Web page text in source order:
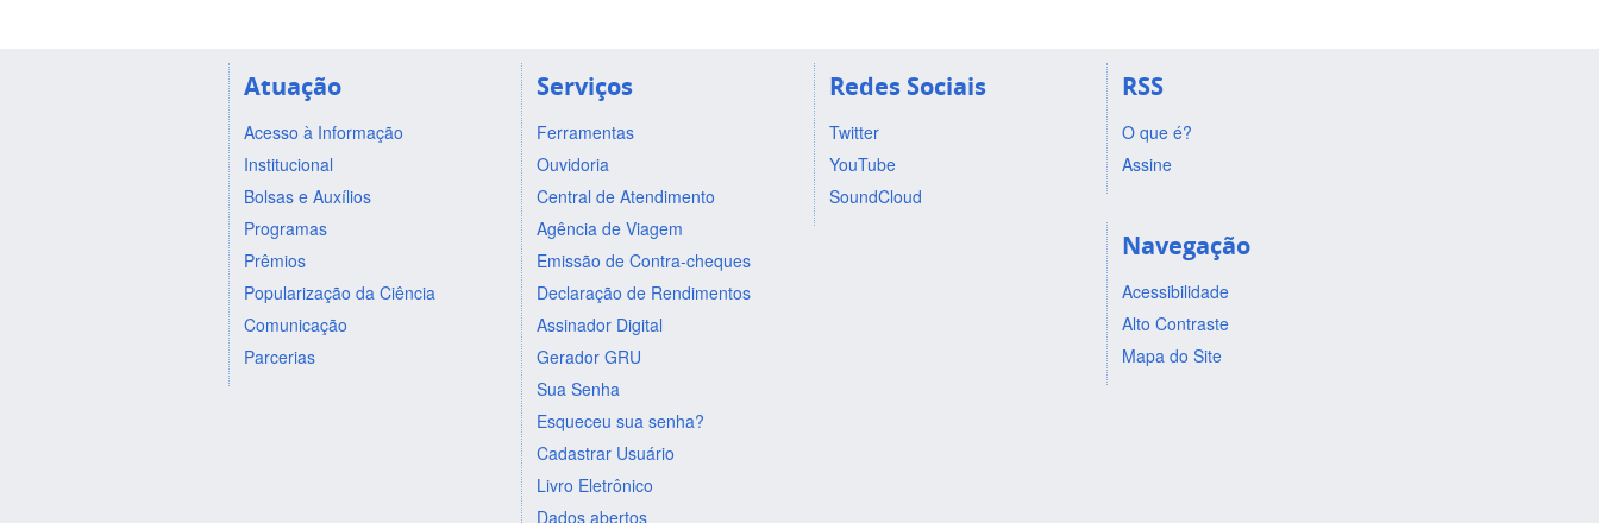
Atuação
Acesso à Informação
Institucional
Bolsas e Auxílios
Programas
Prêmios
Popularização da Ciência
Comunicação
Parcerias
Serviços
Ferramentas
Ouvidoria
Central de Atendimento
Agência de Viagem
Emissão de Contra-cheques
Declaração de Rendimentos
Assinador Digital
Gerador GRU
Sua Senha
Esqueceu sua senha?
Cadastrar Usuário
Livro Eletrônico
Dados abertos
Redes Sociais
Twitter
YouTube
SoundCloud
RSS
O que é?
Assine
Navegação
Acessibilidade
Alto Contraste
Mapa do Site